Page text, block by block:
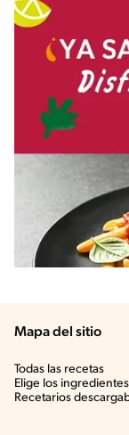
Mapa del sitio
Todas las recetas
Elige los ingredientes
Recetarios